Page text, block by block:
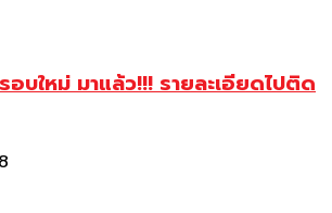
อบใหม่ มาแล้ว!!! รายละเอียดไปติด